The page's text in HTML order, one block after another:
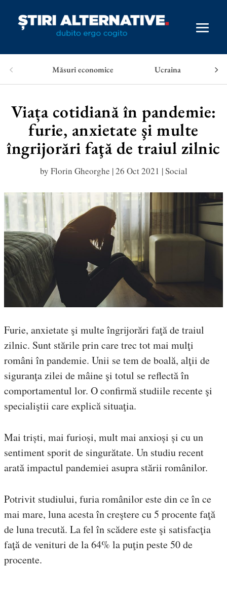
Măsuri economice Ucraina
Viața cotidiană în pandemie:
furie, anxietate şi multe
îngrijorări faţă de traiul zilnic
by Florin Gheorghe |26 Oct 2021 |Social
Furie, anxietate şi multe îngrijorări faţă de traiul
zilnic. Sunt stările prin care trec tot mai mulţi
români în pandemie. Unii se tem de boală, alţii de
siguranţa zilei de mâine şi totul se reflectă în
comportamentul lor. O confirmă studiile recente şi
specialiştii care explică situaţia.
Mai triști, mai furioși, mult mai anxioși și cu un
sentiment sporit de singurătate. Un studiu recent
arată impactul pandemiei asupra stării românilor.
Potrivit studiului, furia românilor este din ce în ce
mai mare, luna acesta în creştere cu 5 procente faţă
de luna trecută. La fel în scădere este şi satisfacţia
faţă de venituri de la 64% la puţin peste 50 de
procente.